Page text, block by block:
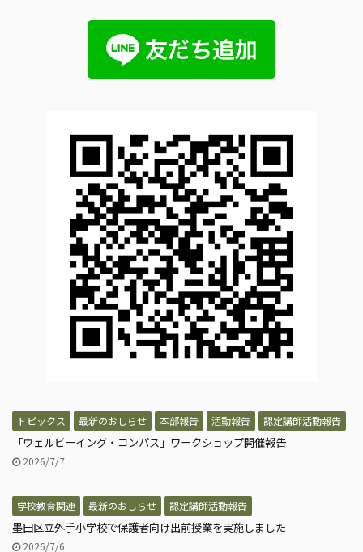
トピックス 最新のおしらせ 本部報告 活動報告 認定講師活動報告
「ウェルビーイング・コンパス」ワークショップ開催報告
2026/7/7
学校教育関連 最新のおしらせ 認定講師活動報告
墨田区立外手小学校で保護者向け出前授業を実施しました
2026/7/6